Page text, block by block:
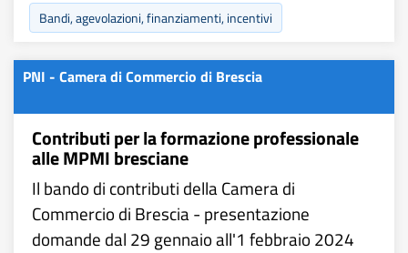
Bandi, agevolazioni, finanziamenti, incentivi
PNI - Camera di Commercio di Brescia
Contributi per la formazione professionale
alle MPMI bresciane
Il bando di contributi della Camera di
Commercio di Brescia - presentazione
domande dal 29 gennaio all'1 febbraio 2024